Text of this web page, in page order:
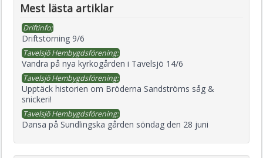
Mest lästa artiklar
Driftinfo:
Driftstörning 9/6
Tavelsjö Hembygdsförening:
Vandra på nya kyrkogården i Tavelsjö 14/6
Tavelsjö Hembygdsförening:
Upptäck historien om Bröderna Sandströms såg &
snickeri!
Tavelsjö Hembygdsförening:
Dansa på Sundlingska gården söndag den 28 juni